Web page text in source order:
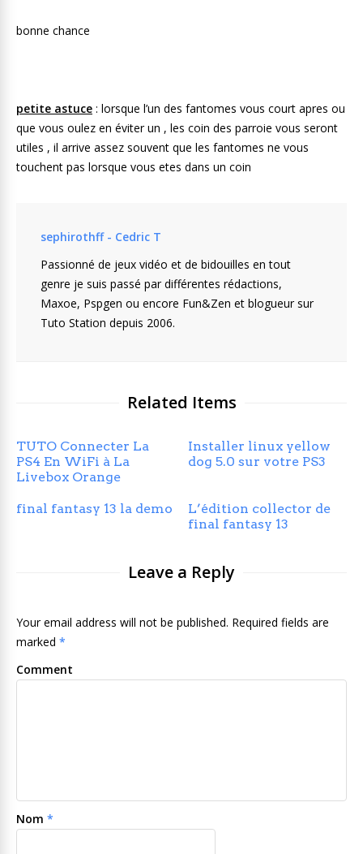
bonne chance
petite astuce : lorsque l’un des fantomes vous court apres ou
que vous oulez en éviter un , les coin des parroie vous seront
utiles , il arrive assez souvent que les fantomes ne vous
touchent pas lorsque vous etes dans un coin
sephirothff - Cedric T
Passionné de jeux vidéo et de bidouilles en tout
genre je suis passé par différentes rédactions,
Maxoe, Pspgen ou encore Fun&Zen et blogueur sur
Tuto Station depuis 2006.
Related Items
TUTO Connecter La
PS4 En WiFi à La
Livebox Orange
Installer linux yellow
dog 5.0 sur votre PS3
final fantasy 13 la demo
L’édition collector de
final fantasy 13
Leave a Reply
Your email address will not be published. Required fields are
marked *
Comment
Nom *